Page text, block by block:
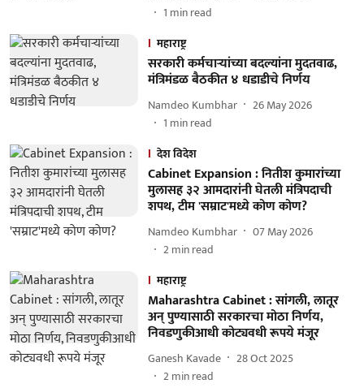
1 min read
महाराष्ट्र
सरकारी कर्मचाऱ्यांच्या बदल्यांना मुदतवाढ,
मंत्रिमंडळ बैठकीत ४ धडाडीचे निर्णय
Namdeo Kumbhar
26 May 2026
1 min read
देश विदेश
Cabinet Expansion : नितीश कुमारांच्या
मुलासह ३२ आमदारांनी घेतली मंत्रिपदाची
शपथ, टीम 'सम्राट'मध्ये कोण कोण?
Namdeo Kumbhar
07 May 2026
2min read
महाराष्ट्र
Maharashtra Cabinet : सांगली, लातूर
अन् पुण्यासाठी सरकारचा मोठा निर्णय,
निवडणुकीआधी कोट्यवधी रूपये मंजूर
Ganesh Kavade
28 Oct 2025
2min read